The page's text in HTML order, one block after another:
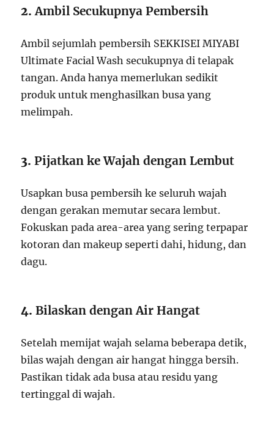
2.Ambil Secukupnya Pembersih
Ambil sejumlah pembersih SEKKISEI MIYABI
Ultimate Facial Wash secukupnya di telapak
tangan. Anda hanya memerlukan sedikit
produk untuk menghasilkan busa yang
melimpah.
3.Pijatkan ke Wajah dengan Lembut
Usapkan busa pembersih ke seluruh wajah
dengan gerakan memutar secara lembut.
Fokuskan pada area-area yang sering terpapar
kotoran dan makeup seperti dahi, hidung, dan
dagu.
4.Bilaskan dengan Air Hangat
Setelah memijat wajah selama beberapa detik,
bilas wajah dengan air hangat hingga bersih.
Pastikan tidak ada busa atau residu yang
tertinggal di wajah.